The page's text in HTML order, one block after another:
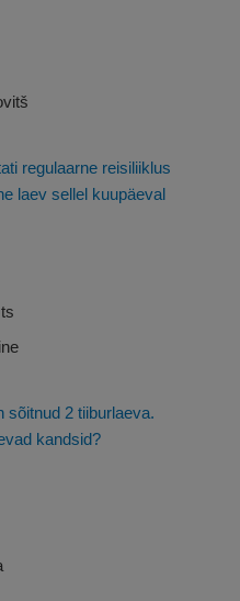
regulaarne reisiliiklus
laev sellel kuupäeval
sõitnud 2 tiiburlaeva.
kandsid?